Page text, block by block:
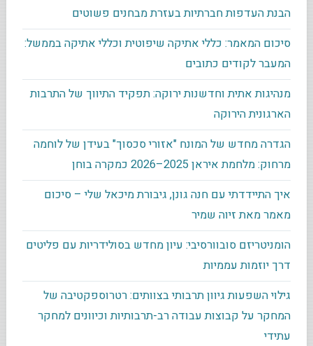
הבנת העדפות חברתיות בעזרת מבחנים פשוטים
סיכום המאמר: כללי אתיקה שיפוטית וכללי אתיקה בממשל:
המעבר לקודים כתובים
מנהיגות אתית וחדשנות ירוקה: תפקיד התיווך של התרבות
הארגונית הירוקה
הגדרה מחדש של המונח "אזורי סכסוך" בעידן של לוחמה
מרחוק: מלחמת איראן 2025–2026 כמקרה בוחן
איך התיידדתי עם חנה גונן, גיבורת מיכאל שלי – סיכום
מאמר מאת זיוה שמיר
הומניטריזם סובוורסיבי: עיון מחדש בסולידריות עם פליטים
דרך יוזמות עממיות
גילוי השפעות גיוון תרבותי בצוותים: רטרוספקטיבה של
המחקר על קבוצות עבודה רב-תרבותיות וכיוונים למחקר
עתידי